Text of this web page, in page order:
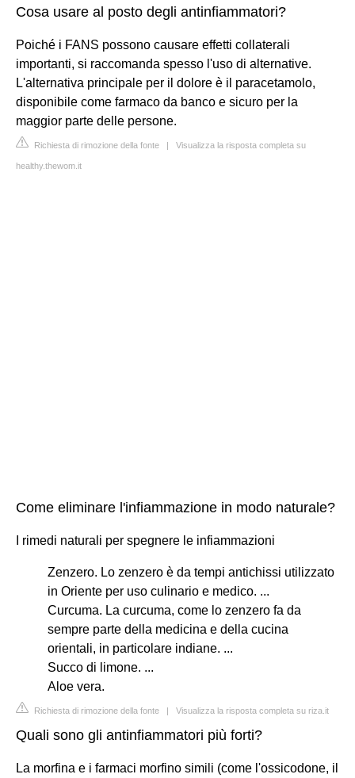
Cosa usare al posto degli antinfiammatori?
Poiché i FANS possono causare effetti collaterali
importanti, si raccomanda spesso l'uso di alternative.
L'alternativa principale per il dolore è il paracetamolo,
disponibile come farmaco da banco e sicuro per la
maggior parte delle persone.
Richiesta di rimozione della fonte | Visualizza la risposta completa su
healthy.thewom.it
Come eliminare l'infiammazione in modo naturale?
I rimedi naturali per spegnere le infiammazioni
Zenzero. Lo zenzero è da tempi antichissi utilizzato
in Oriente per uso culinario e medico. ...
Curcuma. La curcuma, come lo zenzero fa da
sempre parte della medicina e della cucina
orientali, in particolare indiane. ...
Succo di limone. ...
Aloe vera.
Richiesta di rimozione della fonte | Visualizza la risposta completa su riza.it
Quali sono gli antinfiammatori più forti?
La morfina e i farmaci morfino simili (come l'ossicodone, il